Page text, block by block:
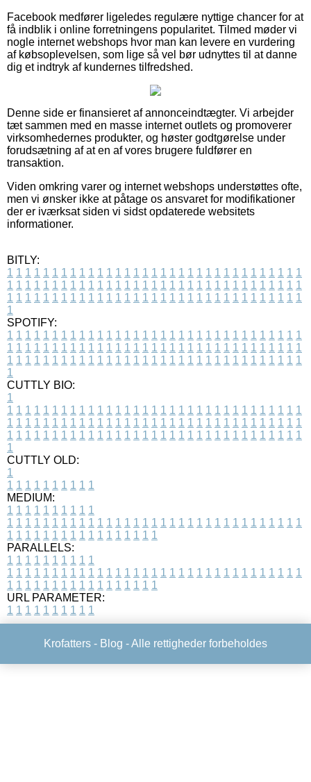
Facebook medfører ligeledes regulære nyttige chancer for at
få indblik i online forretningens popularitet. Tilmed møder vi
nogle internet webshops hvor man kan levere en vurdering
af købsoplevelsen, som lige så vel bør udnyttes til at danne
dig et indtryk af kundernes tilfredshed.
Denne side er finansieret af annonceindtægter. Vi arbejder
tæt sammen med en masse internet outlets og promoverer
virksomhedernes produkter, og høster godtgørelse under
forudsætning af at en af vores brugere fuldfører en
transaktion.
Viden omkring varer og internet webshops understøttes ofte,
men vi ønsker ikke at påtage os ansvaret for modifikationer
der er iværksat siden vi sidst opdaterede websitets
informationer.
BITLY:
1 1 1 1 1 1 1 1 1 1 1 1 1 1 1 1 1 1 1 1 1 1 1 1 1 1 1 1 1 1 1 1 1
1 1 1 1 1 1 1 1 1 1 1 1 1 1 1 1 1 1 1 1 1 1 1 1 1 1 1 1 1 1 1 1 1
1 1 1 1 1 1 1 1 1 1 1 1 1 1 1 1 1 1 1 1 1 1 1 1 1 1 1 1 1 1 1 1 1
1
SPOTIFY:
1 1 1 1 1 1 1 1 1 1 1 1 1 1 1 1 1 1 1 1 1 1 1 1 1 1 1 1 1 1 1 1 1
1 1 1 1 1 1 1 1 1 1 1 1 1 1 1 1 1 1 1 1 1 1 1 1 1 1 1 1 1 1 1 1 1
1 1 1 1 1 1 1 1 1 1 1 1 1 1 1 1 1 1 1 1 1 1 1 1 1 1 1 1 1 1 1 1 1
1
CUTTLY BIO:
1
1 1 1 1 1 1 1 1 1 1 1 1 1 1 1 1 1 1 1 1 1 1 1 1 1 1 1 1 1 1 1 1 1
1 1 1 1 1 1 1 1 1 1 1 1 1 1 1 1 1 1 1 1 1 1 1 1 1 1 1 1 1 1 1 1 1
1 1 1 1 1 1 1 1 1 1 1 1 1 1 1 1 1 1 1 1 1 1 1 1 1 1 1 1 1 1 1 1 1
1
CUTTLY OLD:
1
1 1 1 1 1 1 1 1 1 1
MEDIUM:
1 1 1 1 1 1 1 1 1 1
1 1 1 1 1 1 1 1 1 1 1 1 1 1 1 1 1 1 1 1 1 1 1 1 1 1 1 1 1 1 1 1 1
1 1 1 1 1 1 1 1 1 1 1 1 1 1 1 1 1
PARALLELS:
1 1 1 1 1 1 1 1 1 1
1 1 1 1 1 1 1 1 1 1 1 1 1 1 1 1 1 1 1 1 1 1 1 1 1 1 1 1 1 1 1 1 1
1 1 1 1 1 1 1 1 1 1 1 1 1 1 1 1 1
URL PARAMETER:
1 1 1 1 1 1 1 1 1 1
Krofatters - Blog - Alle rettigheder forbeholdes